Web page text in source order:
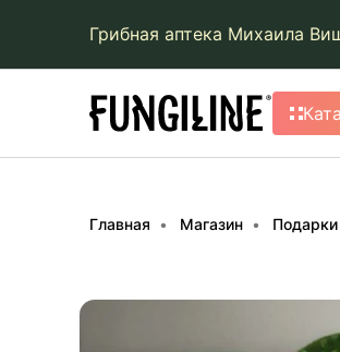
Грибная аптека Михаила
Главная Магазин